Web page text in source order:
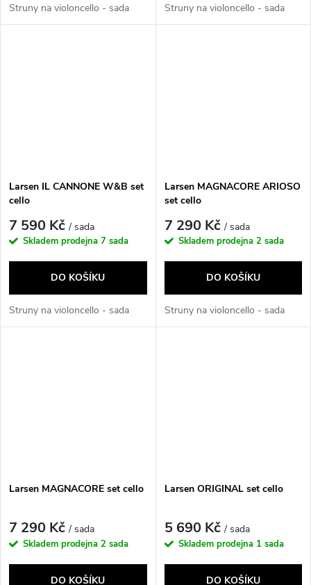
Struny na violoncello - sada Struny na violoncello - sada
Larsen IL CANNONE W&B set
cello
7 590 Kč/ sada
Skladem prodejna 7 sada
DO KOŠÍKU
Struny na violoncello - sada
Larsen MAGNACORE ARIOSO
set cello
7 290 Kč/ sada
Skladem prodejna 2 sada
DO KOŠÍKU
Struny na violoncello - sada
Larsen MAGNACORE set cello
7 290 Kč/ sada
Skladem prodejna 2 sada
DO KOŠÍKU
Larsen ORIGINAL set cello
5 690 Kč/ sada
Skladem prodejna 1 sada
DO KOŠÍKU